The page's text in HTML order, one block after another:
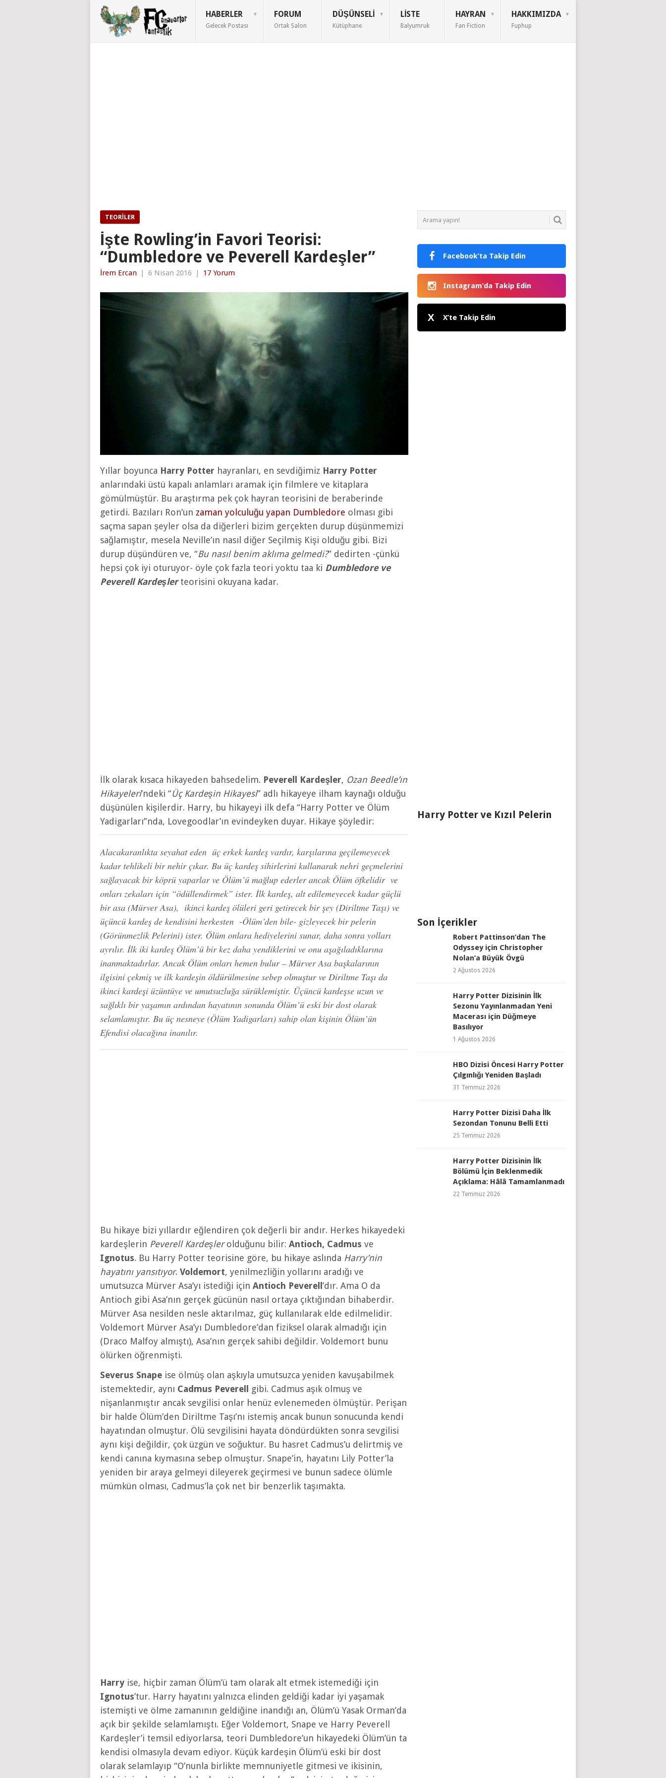
HABERLER
Gelecek Postası
FORUM
Ortak Salon
DÜŞÜNSELI
Kütüphane
LISTE
Balyumruk
HAYRAN
Fan Fiction
HAKKIMIZDA
Fuphup
TEORILER
İşte Rowling’in Favori Teorisi:
“Dumbledore ve Peverell Kardeşler”
İrem Ercan | 6 Nisan 2016 | 17 Yorum
Yıllar boyunca Harry Potter hayranları, en sevdiğimiz Harry Potter
anlarındaki üstü kapalı anlamları aramak için filmlere ve kitaplara
gömülmüştür. Bu araştırma pek çok hayran teorisini de beraberinde
getirdi. Bazıları Ron’un zaman yolculuğu yapan Dumbledore olması gibi
saçma sapan şeyler olsa da diğerleri bizim gerçekten durup düşünmemizi
sağlamıştır, mesela Neville’ın nasıl diğer Seçilmiş Kişi olduğu gibi. Bizi
durup düşündüren ve, “Bu nasıl benim aklıma gelmedi?” dedirten -çünkü
hepsi çok iyi oturuyor- öyle çok fazla teori yoktu taa ki Dumbledore ve
Peverell Kardeşlerteorisini okuyana kadar.
İlk olarak kısaca hikayeden bahsedelim. Peverell Kardeşler, Ozan Beedle’ın
Hikayeleri’ndeki “Üç Kardeşin Hikayesi” adlı hikayeye ilham kaynağı olduğu
düşünülen kişilerdir. Harry, bu hikayeyi ilk defa “Harry Potter ve Ölüm
Yadigarları”nda, Lovegoodlar’ın evindeyken duyar. Hikaye şöyledir:
Alacakaranlıkta seyahat eden üç erkek kardeş vardır, karşılarına geçilemeyecek
kadar tehlikeli bir nehir çıkar. Bu üç kardeş sihirlerini kullanarak nehri geçmelerini
sağlayacak bir köprü yaparlar ve Ölüm’ü mağlup ederler ancak Ölüm öfkelidir ve
onları zekaları için “ödüllendirmek” ister. İlk kardeş, alt edilemeyecek kadar güçlü
bir asa (Mürver Asa), ikinci kardeş ölüleri geri getirecek bir şey (Diriltme Taşı) ve
üçüncü kardeş de kendisini herkesten -Ölüm’den bile- gizleyecek bir pelerin
(Görünmezlik Pelerini) ister. Ölüm onlara hediyelerini sunar, daha sonra yolları
ayrılır. İlk iki kardeş Ölüm’ü bir kez daha yendiklerini ve onu aşağıladıklarına
inanmaktadırlar. Ancak Ölüm onları hemen bulur – Mürver Asa başkalarının
ilgisini çekmiş ve ilk kardeşin öldürülmesine sebep olmuştur ve Diriltme Taşı da
ikinci kardeşi üzüntüye ve umutsuzluğa sürüklemiştir. Üçüncü kardeşse uzun ve
sağlıklı bir yaşamın ardından hayatının sonunda Ölüm’ü eski bir dost olarak
selamlamıştır. Bu üç nesneye (Ölüm Yadigarları) sahip olan kişinin Ölüm’ün
Efendisi olacağına inanılır.
Bu hikaye bizi yıllardır eğlendiren çok değerli bir andır. Herkes hikayedeki
kardeşlerin Peverell Kardeşlerolduğunu bilir: Antioch, Cadmus ve
Ignotus. Bu Harry Potter teorisine göre, bu hikaye aslında Harry’nin
hayatını yansıtıyor. Voldemort, yenilmezliğin yollarını aradığı ve
umutsuzca Mürver Asa’yı istediği için Antioch Peverell’dır. Ama O da
Antioch gibi Asa’nın gerçek gücünün nasıl ortaya çıktığından bihaberdir.
Mürver Asa nesilden nesle aktarılmaz, güç kullanılarak elde edilmelidir.
Voldemort Mürver Asa’yı Dumbledore’dan fiziksel olarak almadığı için
(Draco Malfoy almıştı), Asa’nın gerçek sahibi değildir. Voldemort bunu
ölürken öğrenmişti.
Severus Snape ise ölmüş olan aşkıyla umutsuzca yeniden kavuşabilmek
istemektedir, aynı Cadmus Peverell gibi. Cadmus aşık olmuş ve
nişanlanmıştır ancak sevgilisi onlar henüz evlenemeden ölmüştür. Perişan
bir halde Ölüm’den Diriltme Taşı’nı istemiş ancak bunun sonucunda kendi
hayatından olmuştur. Ölü sevgilisini hayata döndürdükten sonra sevgilisi
aynı kişi değildir, çok üzgün ve soğuktur. Bu hasret Cadmus’u delirtmiş ve
kendi canına kıymasına sebep olmuştur. Snape’in, hayatını Lily Potter’la
yeniden bir araya gelmeyi dileyerek geçirmesi ve bunun sadece ölümle
mümkün olması, Cadmus’la çok net bir benzerlik taşımakta.
Harry ise, hiçbir zaman Ölüm’ü tam olarak alt etmek istemediği için
Ignotus’tur. Harry hayatını yalnızca elinden geldiği kadar iyi yaşamak
istemişti ve ölme zamanının geldiğine inandığı an, Ölüm’ü Yasak Orman’da
açık bir şekilde selamlamıştı. Eğer Voldemort, Snape ve Harry Peverell
Kardeşler’i temsil ediyorlarsa, teori Dumbledore’un hikayedeki Ölüm’ün ta
kendisi olmasıyla devam ediyor. Küçük kardeşin Ölüm’ü eski bir dost
olarak selamlayıp “O’nunla birlikte memnuniyetle gitmesi ve ikisinin,
Facebook’ta Takip Edin
Instagram’da Takip Edin
X X’te Takip Edin
Harry Potter ve Kızıl Pelerin
Son İçerikler
Robert Pattinson’dan The
Odyssey için Christopher
Nolan’a Büyük Övgü
2 Ağustos 2026
Harry Potter Dizisinin İlk
Sezonu Yayınlanmadan Yeni
Macerası için Düğmeye
Basılıyor
1 Ağustos 2026
HBO Dizisi Öncesi Harry Potter
Çılgınlığı Yeniden Başladı
31 Temmuz 2026
Harry Potter Dizisi Daha İlk
Sezondan Tonunu Belli Etti
25 Temmuz 2026
Harry Potter Dizisinin İlk
Bölümü İçin Beklenmedik
Açıklama: Hâlâ Tamamlanmadı
22 Temmuz 2026